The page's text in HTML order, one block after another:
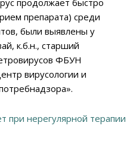
препарата) среди
были выявлены у
к.б.н., старший
ФБУН
вирусологии и